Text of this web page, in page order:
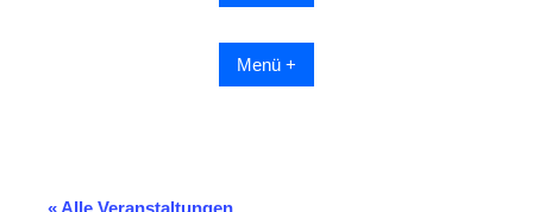
Menü +
« Alle Veranstaltungen